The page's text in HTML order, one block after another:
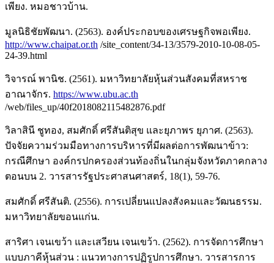
เพียง. หมอชาวบ้าน.
มูลนิธิชัยพัฒนา. (2563). องค์ประกอบของเศรษฐกิจพอเพียง.
http://www.chaipat.or.th /site_content/34-13/3579-2010-10-08-05-
24-39.html
วิจารณ์ พานิช. (2561). มหาวิทยาลัยหุ้นส่วนสังคมที่สหราช
อาณาจักร. https://www.ubu.ac.th
/web/files_up/40f2018082115482876.pdf
วิลาสินี ชูทอง, สมศักดิ์ ศรีสันติสุข และยุภาพร ยุภาศ. (2563).
ปัจจัยความร่วมมือทางการบริหารที่มีผลต่อการพัฒนาข้าว:
กรณีศึกษา องค์กรปกครองส่วนท้องถิ่นในกลุ่มจังหวัดภาคกลาง
ตอนบน 2. วารสารรัฐประศาสนศาสตร์, 18(1), 59-76.
สมศักดิ์ ศรีสันติ. (2556). การเปลี่ยนแปลงสังคมและวัฒนธรรม.
มหาวิทยาลัยขอนแก่น.
สาริศา เจนเขว้า และเสวียน เจนเขว้า. (2562). การจัดการศึกษา
แบบภาคีหุ้นส่วน : แนวทางการปฏิรูปการศึกษา. วารสารการ